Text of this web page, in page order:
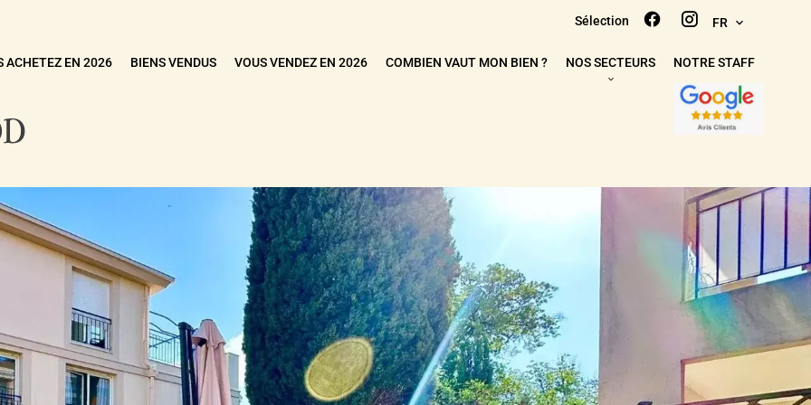
Sélection FR
ACHETEZ EN 2026 BIENS VENDUS VOUS VENDEZ EN 2026 COMBIEN VAUT MON BIEN ? NOS SECTEURS NOTRE STAFF